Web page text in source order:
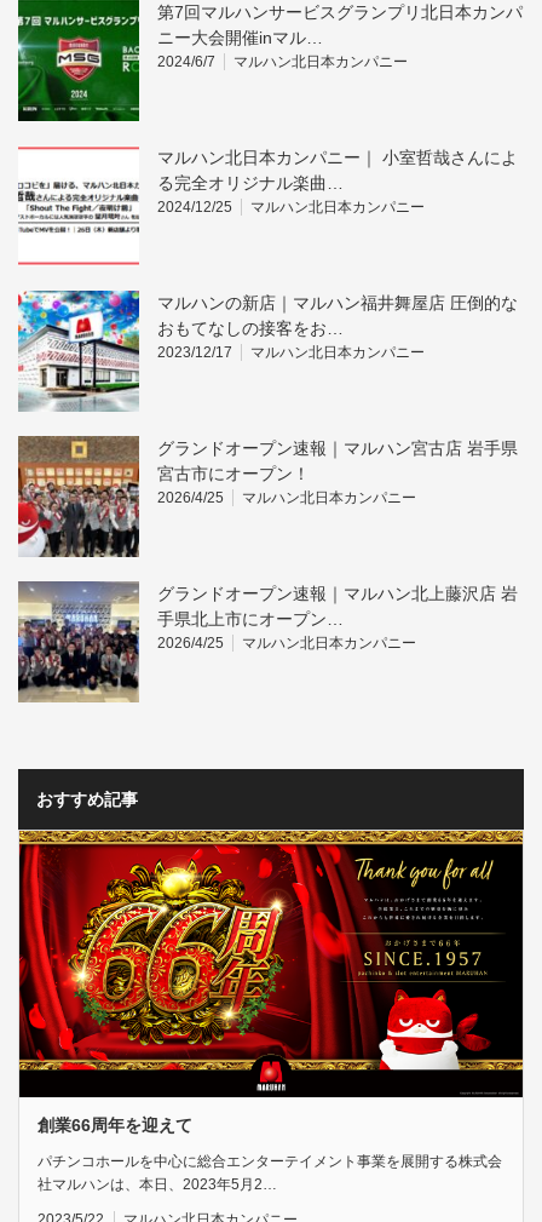
第7回マルハンサービスグランプリ北日本カンパ
ニー大会開催inマル…
2024/6/7 マルハン北日本カンパニー
マルハン北日本カンパニー｜ 小室哲哉さんによ
る完全オリジナル楽曲…
2024/12/25 マルハン北日本カンパニー
マルハンの新店｜マルハン福井舞屋店 圧倒的な
おもてなしの接客をお…
2023/12/17 マルハン北日本カンパニー
グランドオープン速報｜マルハン宮古店 岩手県
宮古市にオープン！
2026/4/25 マルハン北日本カンパニー
グランドオープン速報｜マルハン北上藤沢店 岩
手県北上市にオープン…
2026/4/25 マルハン北日本カンパニー
おすすめ記事
創業66周年を迎えて
パチンコホールを中心に総合エンターテイメント事業を展開する株式会
社マルハンは、本日、2023年5月2…